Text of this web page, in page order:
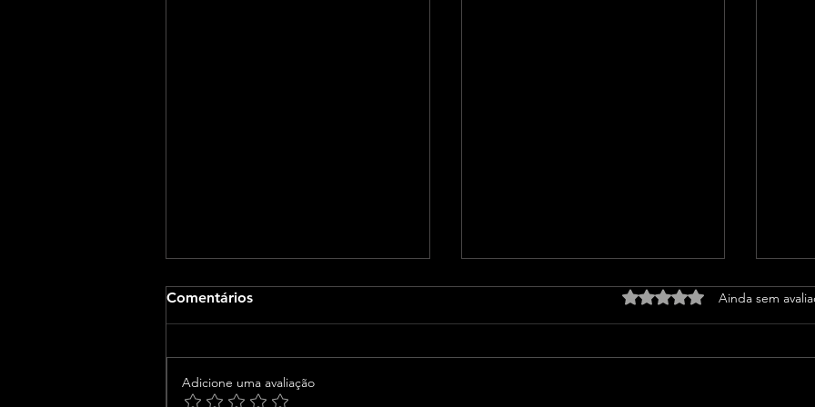
Comentários Avaliado com 0 de 5
Ainda sem
Adicione uma avaliação